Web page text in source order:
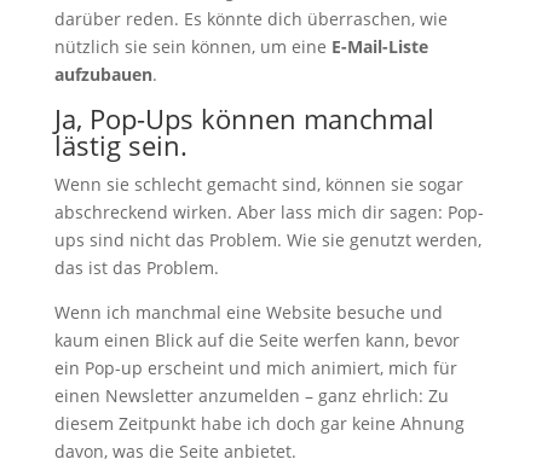
darüber reden. Es könnte dich überraschen, wie
nützlich sie sein können, um eine E-Mail-Liste
aufzubauen.
Ja, Pop-Ups können manchmal
lästig sein.
Wenn sie schlecht gemacht sind, können sie sogar
abschreckend wirken. Aber lass mich dir sagen: Pop-
ups sind nicht das Problem. Wie sie genutzt werden,
das ist das Problem.
Wenn ich manchmal eine Website besuche und
kaum einen Blick auf die Seite werfen kann, bevor
ein Pop-up erscheint und mich animiert, mich für
einen Newsletter anzumelden – ganz ehrlich: Zu
diesem Zeitpunkt habe ich doch gar keine Ahnung
davon, was die Seite anbietet.